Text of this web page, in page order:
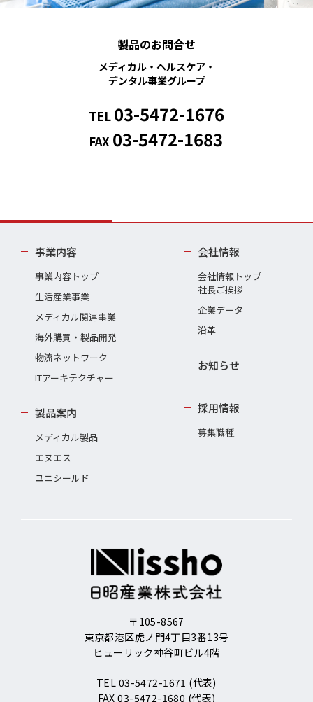
製品のお問合せ
メディカル・ヘルスケア・
デンタル事業グループ
TEL 03-5472-1676
FAX 03-5472-1683
〒105-8567
東京都港区虎ノ門4丁目3番13号
ヒューリック神谷町ビル4階
TEL 03-5472-1671 (代表)
FAX 03-5472-1680 (代表)
事業内容
事業内容トップ
生活産業事業
メディカル関連事業
海外購買・製品開発
物流ネットワーク
ITアーキテクチャー
製品案内
メディカル製品
エヌエス
ユニシールド
会社情報
会社情報トップ
社長ご挨拶
企業データ
沿革
お知らせ
採用情報
募集職種